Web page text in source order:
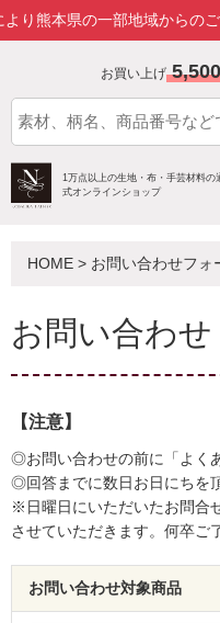
県の一部地域からのご注文
お買い上げ
1万点以上の生地・布・手芸材料の
式オンラインショップ
HOME > お問い合わせフォ
お問い合わせ
【注意】
◎お問い合わせの前に「よく
◎回答までに数日お日にちを
※日曜日にいただいたお問合
させていただきます。何卒ご
お問い合わせ対象商品